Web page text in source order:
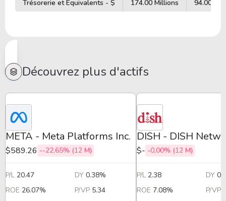
Trésorerie et Équivalents - $
174.00 Millions 94.00
Découvrez plus d'actifs
META - Meta Platforms Inc.
$589.26 --22,65% (12 M)
P/L 20.47 DY 0.38%
ROE 26.07% P/VP 5.34
DISH - DISH
$- -0,00% (12 M)
P/L 2.38 DY
ROE 7.08% P/VP